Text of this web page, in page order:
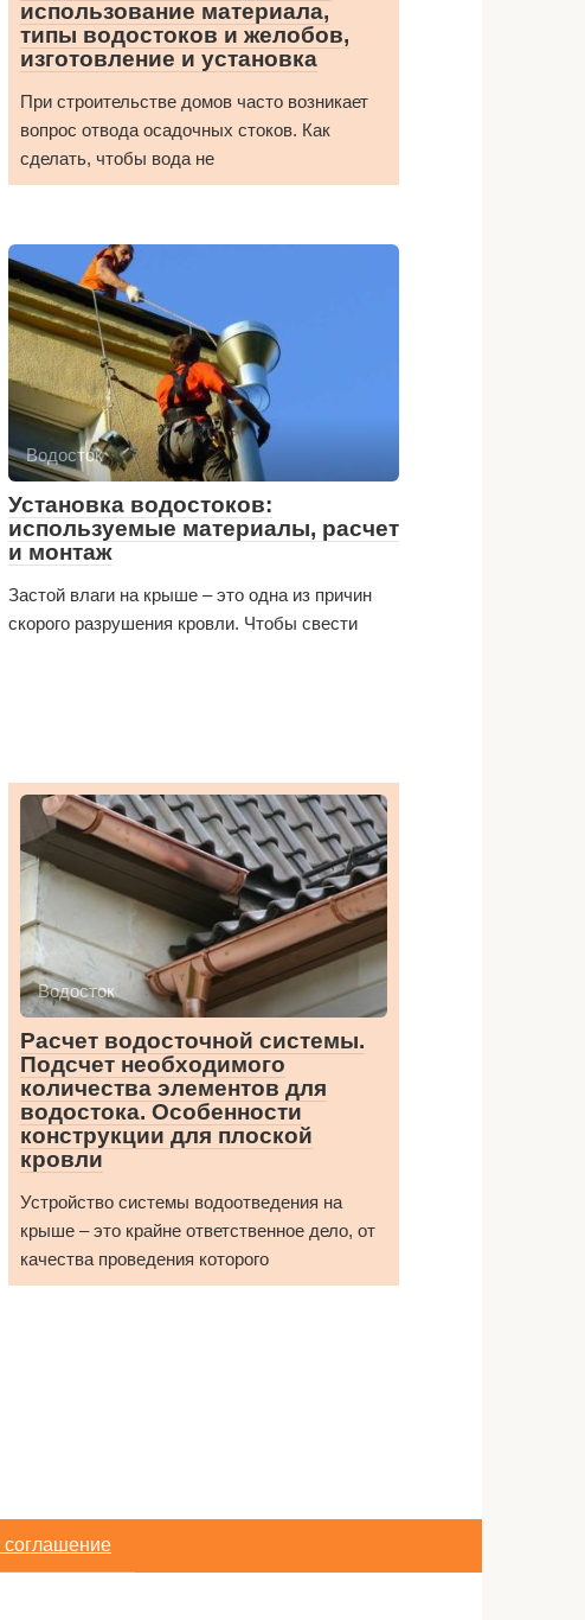
использование материала,
типы водостоков и желобов,
изготовление и установка
При строительстве домов часто возникает
вопрос отвода осадочных стоков. Как
сделать, чтобы вода не
Водосток
Установка водостоков:
используемые материалы, расчет
и монтаж
Застой влаги на крыше – это одна из причин
скорого разрушения кровли. Чтобы свести
Водосток
Расчет водосточной системы.
Подсчет необходимого
количества элементов для
водостока. Особенности
конструкции для плоской
кровли
Устройство системы водоотведения на
крыше – это крайне ответственное дело, от
качества проведения которого
соглашение